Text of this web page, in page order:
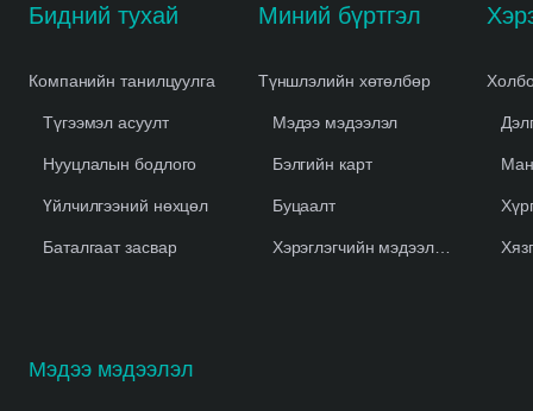
Бидний тухай
Компанийн танилцуулга
Түгээмэл асуулт
Нууцлалын бодлого
Үйлчилгээний нөхцөл
Баталгаат засвар
Миний бүртгэл
Түншлэлийн хөтөлбөр
Мэдээ мэдээлэл
Бэлгийн карт
Буцаалт
Хэрэглэгчийн мэдээлэл устгах
Мэдээ мэдээлэл